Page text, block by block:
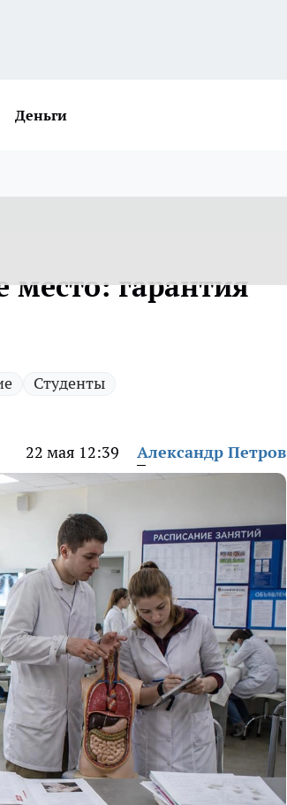
Деньги
место: гарантия
Студенты
22 мая 12:39 Александр Петров